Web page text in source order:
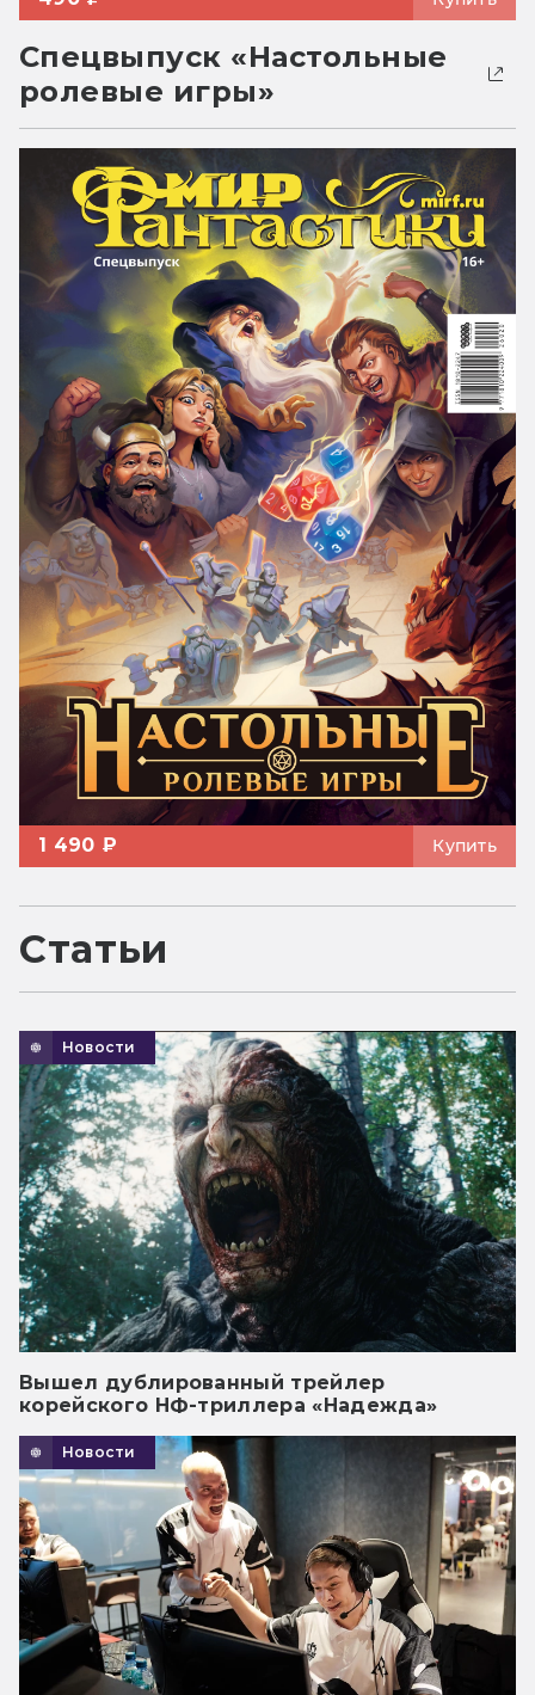
Спецвыпуск «Настольные
ролевые игры»
1 490 ₽ Купить
Статьи
Новости
Вышел дублированный трейлер
корейского НФ-триллера «Надежда»
Новости